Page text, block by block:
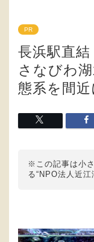
PR
長浜駅直
さなびわ
態系を間近
※この記事は小
る“NPO法人近江